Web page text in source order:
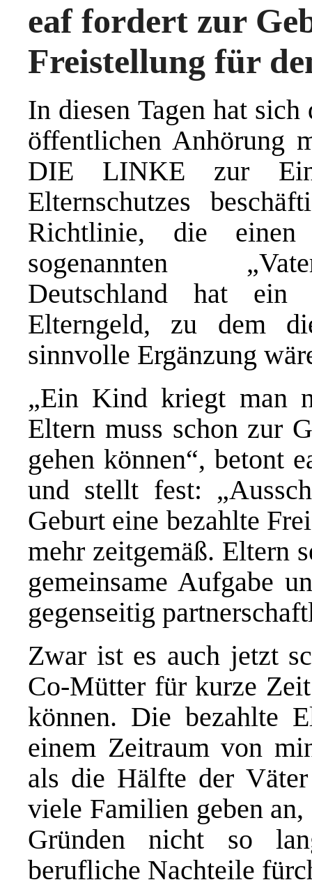
eaf fordert zur
Freistellung für
In diesen Tagen hat
öffentlichen Anhörung
DIE LINKE zur
Elternschutzes
Richtlinie, die einen
sogenannten
Deutschland hat ein
Elterngeld, zu dem
sinnvolle Ergänzung
„Ein Kind kriegt man
Eltern muss schon zur
gehen können“, betont
und stellt fest:
Geburt eine bezahlte
mehr zeitgemäß. Eltern
gemeinsame Aufgabe
gegenseitig
Zwar ist es auch jetzt
Co-Mütter für kurze
können. Die bezahlte
einem Zeitraum von
als die Hälfte der
viele Familien geben
Gründen nicht so
berufliche Nachteile